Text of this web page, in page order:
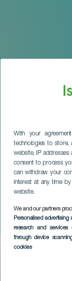
With your
technologies to store,
website, IP addresses
consent to process
can withdraw your
interest at any time by
website.
We and our partners
Personalised
research and services
through device
cookies
La
LA PALMA
Imagen